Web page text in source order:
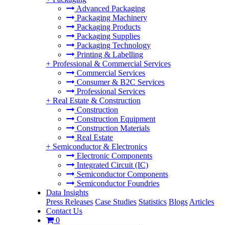
Advanced Packaging
Packaging Machinery
Packaging Products
Packaging Supplies
Packaging Technology
Printing & Labelling
+ Professional & Commercial Services
Commercial Services
Consumer & B2C Services
Professional Services
+ Real Estate & Construction
Construction
Construction Equipment
Construction Materials
Real Estate
+ Semiconductor & Electronics
Electronic Components
Integrated Circuit (IC)
Semiconductor Components
Semiconductor Foundries
Data Insights
Press Releases Case Studies Statistics Blogs Articles
Contact Us
0